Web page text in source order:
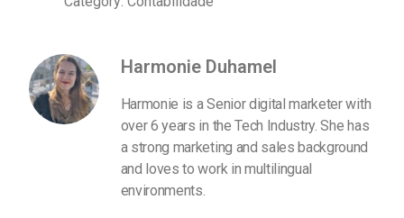
Harmonie Duhamel
Harmonie is a Senior digital marketer with
over 6 years in the Tech Industry. She has
a strong marketing and sales background
and loves to work in multilingual
environments.